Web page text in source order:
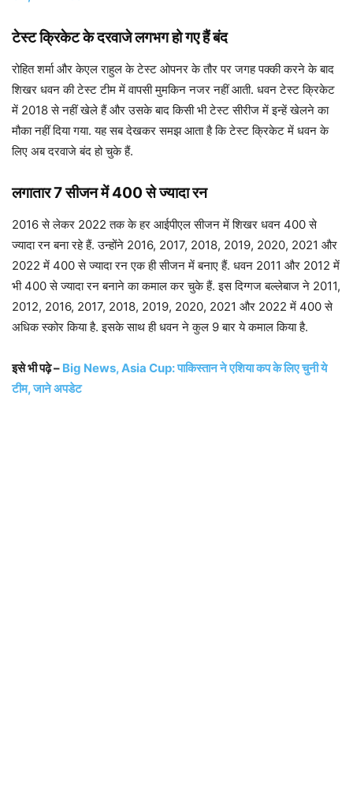
टेस्ट क्रिकेट के दरवाजे लगभग हो गए हैं बंद
रोहित शर्मा और केएल राहुल के टेस्ट ओपनर के तौर पर जगह पक्की करने के बाद
शिखर धवन की टेस्ट टीम में वापसी मुमकिन नजर नहीं आती. धवन टेस्ट क्रिकेट
में 2018 से नहीं खेले हैं और उसके बाद किसी भी टेस्ट सीरीज में इन्हें खेलने का
मौका नहीं दिया गया. यह सब देखकर समझ आता है कि टेस्ट क्रिकेट में धवन के
लिए अब दरवाजे बंद हो चुके हैं.
लगातार 7 सीजन में 400 से ज्यादा रन
2016 से लेकर 2022 तक के हर आईपीएल सीजन में शिखर धवन 400 से
ज्यादा रन बना रहे हैं. उन्होंने 2016, 2017, 2018, 2019, 2020, 2021 और
2022 में 400 से ज्यादा रन एक ही सीजन में बनाए हैं. धवन 2011 और 2012 में
भी 400 से ज्यादा रन बनाने का कमाल कर चुके हैं. इस दिग्गज बल्लेबाज ने 2011,
2012, 2016, 2017, 2018, 2019, 2020, 2021 और 2022 में 400 से
अधिक स्कोर किया है. इसके साथ ही धवन ने कुल 9 बार ये कमाल किया है.
इसे भी पढ़े – Big News, Asia Cup: पाकिस्तान ने एशिया कप के लिए चुनी ये
टीम, जाने अपडेट